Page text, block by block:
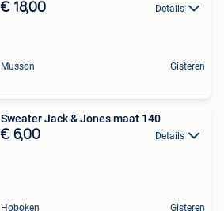
€ 18,00 Details
Musson Gisteren
Sweater Jack & Jones maat 140
€ 6,00 Details
Hoboken Gisteren